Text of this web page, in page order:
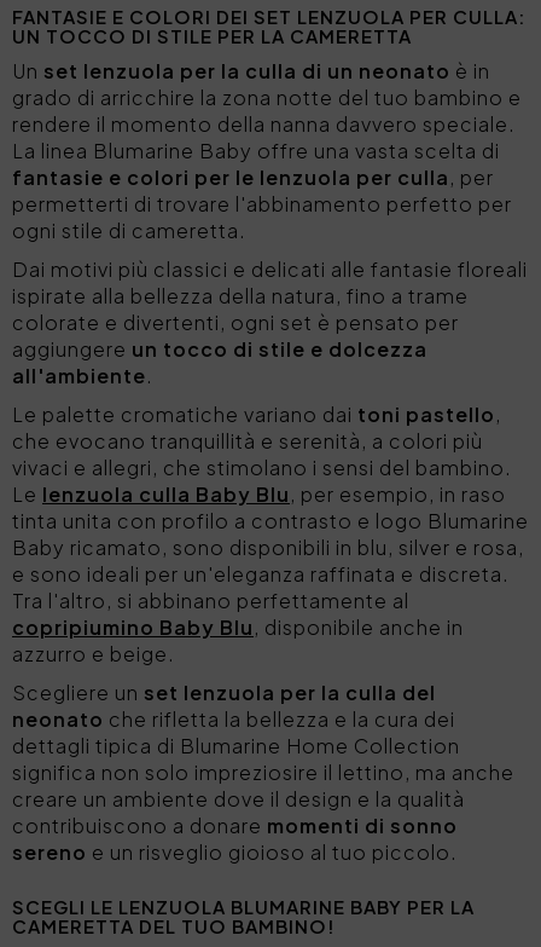
FANTASIE E COLORI DEI SET LENZUOLA PER CULLA:
UN TOCCO DI STILE PER LA CAMERETTA
Un set lenzuola per la culla di un neonato è in
grado di arricchire la zona notte del tuo bambino e
rendere il momento della nanna davvero speciale.
La linea Blumarine Baby offre una vasta scelta di
fantasie e colori per le lenzuola per culla, per
permetterti di trovare l'abbinamento perfetto per
ogni stile di cameretta.
Dai motivi più classici e delicati alle fantasie floreali
ispirate alla bellezza della natura, fino a trame
colorate e divertenti, ogni set è pensato per
aggiungere un tocco di stile e dolcezza
all'ambiente.
Le palette cromatiche variano dai toni pastello,
che evocano tranquillità e serenità, a colori più
vivaci e allegri, che stimolano i sensi del bambino.
Le lenzuola culla Baby Blu, per esempio, in raso
tinta unita con profilo a contrasto e logo Blumarine
Baby ricamato, sono disponibili in blu, silver e rosa,
e sono ideali per un'eleganza raffinata e discreta.
Tra l'altro, si abbinano perfettamente al
copripiumino Baby Blu, disponibile anche in
azzurro e beige.
Scegliere un set lenzuola per la culla del
neonato che rifletta la bellezza e la cura dei
dettagli tipica di Blumarine Home Collection
significa non solo impreziosire il lettino, ma anche
creare un ambiente dove il design e la qualità
contribuiscono a donare momenti di sonno
sereno e un risveglio gioioso al tuo piccolo.
SCEGLI LE LENZUOLA BLUMARINE BABY PER LA
CAMERETTA DEL TUO BAMBINO!